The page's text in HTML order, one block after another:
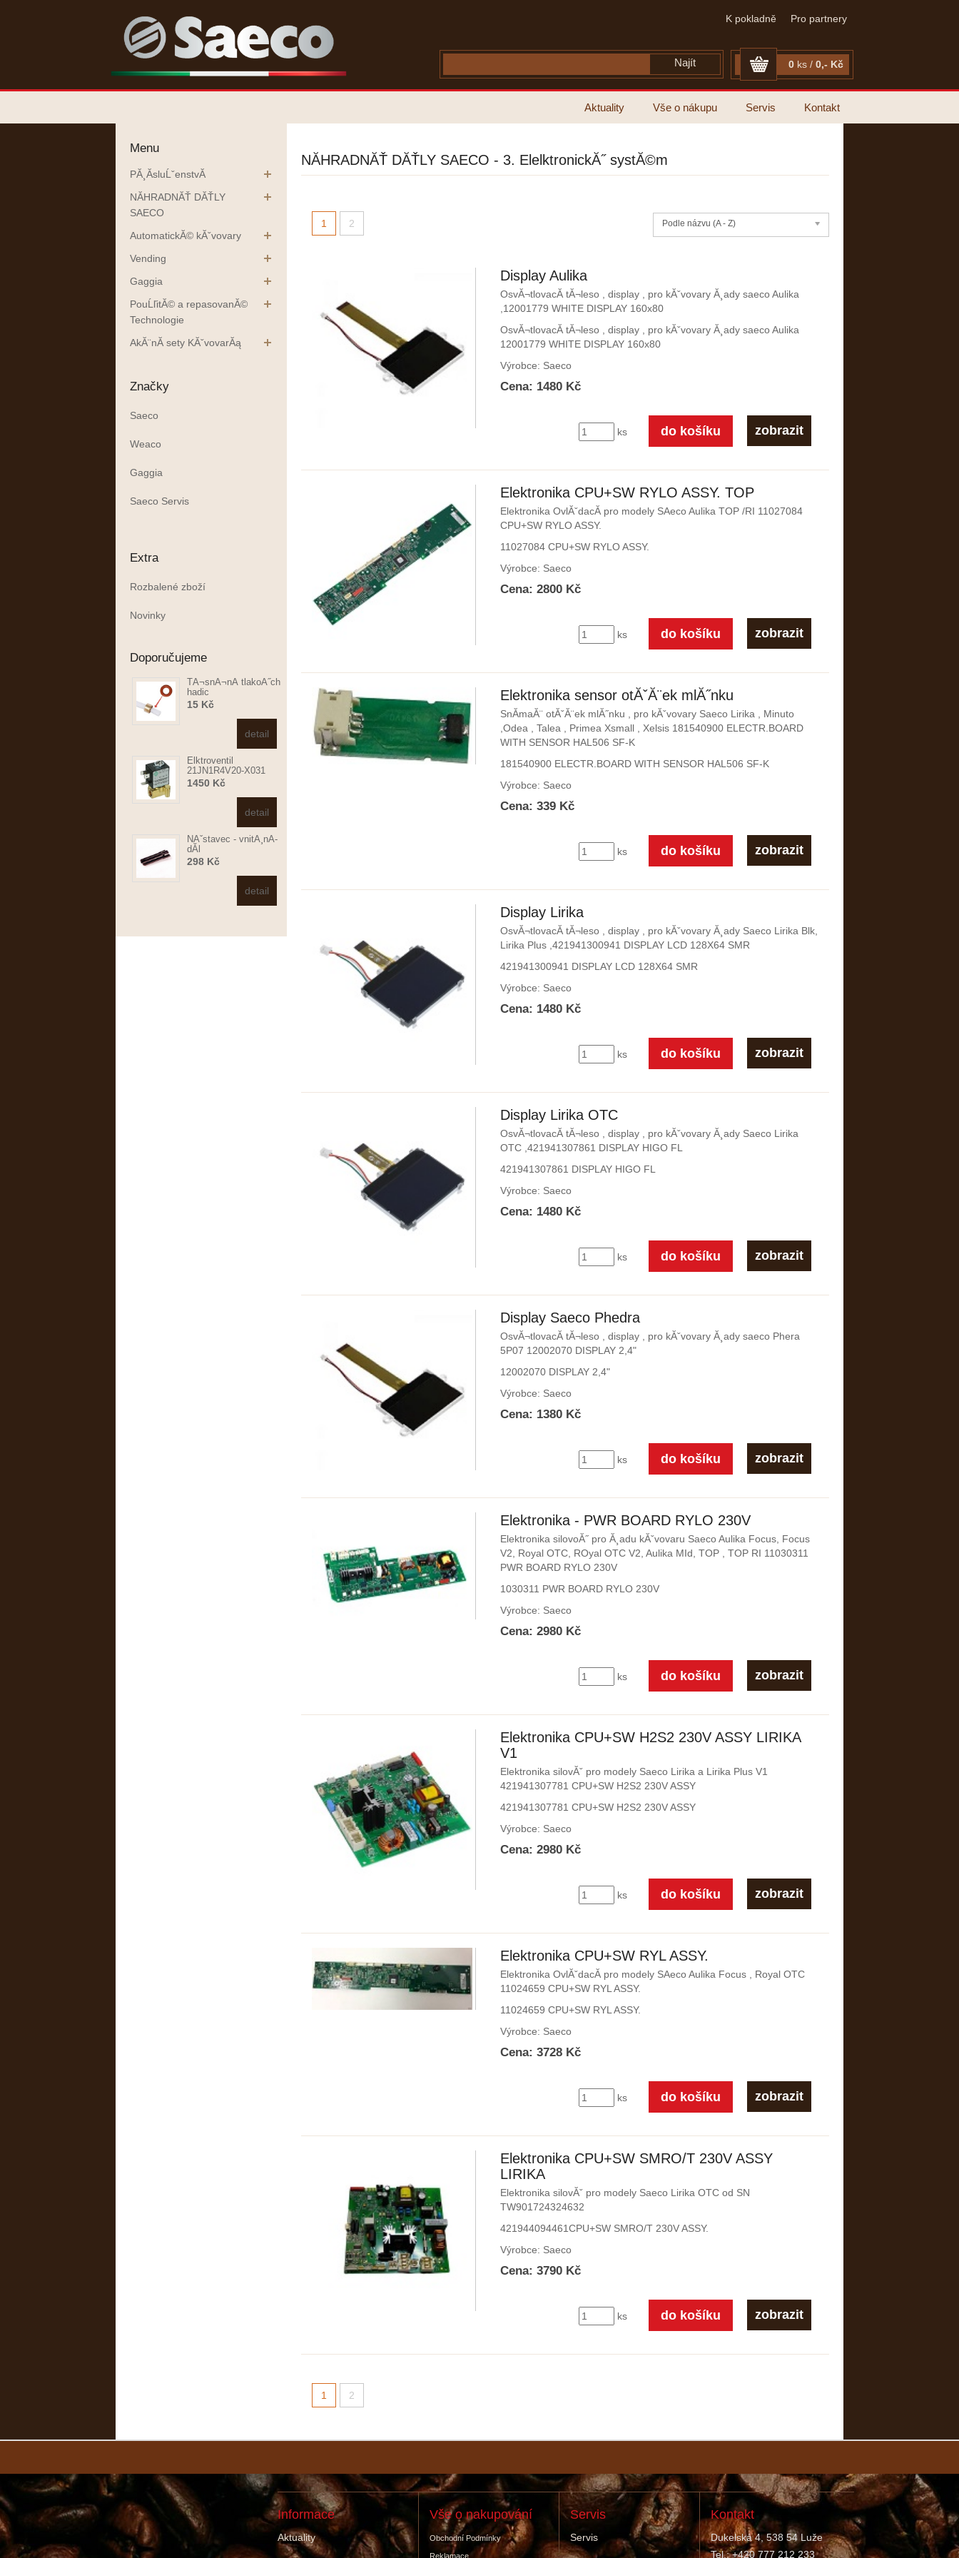
K pokladně Pro partnery
0 ks / 0,- Kč
Aktuality Vše o nákupu Servis Kontakt
Menu
PĂ¸Ă­sluĹˇenstvĂ­
NĂHRADNĂŤ DĂŤLY
SAECO
AutomatickĂ© kĂˇvovary
Vending
Gaggia
PouĹľitĂ© a repasovanĂ©
Technologie
AkĂ¨nĂ­ sety KĂˇvovarĂą
Značky
Saeco
Weaco
Gaggia
Saeco Servis
Extra
Rozbalené zboží
Novinky
Doporučujeme
TĂ¬snĂ¬nĂ­ tlakoĂ˝ch
hadic
15 Kč
detail
Elktroventil
21JN1R4V20-X031
1450 Kč
detail
NĂˇstavec - vnitĂ¸nĂ­
dĂ­l
298 Kč
detail
NĂHRADNĂŤ DĂŤLY SAECO - 3. ElelktronickĂ˝ systĂ©m
1 2 Podle názvu (A - Z)
Display Aulika
OsvĂ¬tlovacĂ­ tĂ¬leso , display , pro kĂˇvovary Ă¸ady saeco Aulika
,12001779 WHITE DISPLAY 160x80
OsvĂ¬tlovacĂ­ tĂ¬leso , display , pro kĂˇvovary Ă¸ady saeco Aulika
12001779 WHITE DISPLAY 160x80
Výrobce: Saeco
Cena: 1480 Kč
zobrazit
ks
Elektronika CPU+SW RYLO ASSY. TOP
Elektronika OvlĂˇdacĂ­ pro modely SAeco Aulika TOP /RI 11027084
CPU+SW RYLO ASSY.
11027084 CPU+SW RYLO ASSY.
Výrobce: Saeco
Cena: 2800 Kč
zobrazit
ks
Elektronika sensor otĂˇĂ¨ek mlĂ˝nku
SnĂ­maĂ¨ otĂˇĂ¨ek mlĂ˝nku , pro kĂˇvovary Saeco Lirika , Minuto
,Odea , Talea , Primea Xsmall , Xelsis 181540900 ELECTR.BOARD
WITH SENSOR HAL506 SF-K
181540900 ELECTR.BOARD WITH SENSOR HAL506 SF-K
Výrobce: Saeco
Cena: 339 Kč
zobrazit
ks
Display Lirika
OsvĂ¬tlovacĂ­ tĂ¬leso , display , pro kĂˇvovary Ă¸ady Saeco Lirika Blk,
Lirika Plus ,421941300941 DISPLAY LCD 128X64 SMR
421941300941 DISPLAY LCD 128X64 SMR
Výrobce: Saeco
Cena: 1480 Kč
zobrazit
ks
Display Lirika OTC
OsvĂ¬tlovacĂ­ tĂ¬leso , display , pro kĂˇvovary Ă¸ady Saeco Lirika
OTC ,421941307861 DISPLAY HIGO FL
421941307861 DISPLAY HIGO FL
Výrobce: Saeco
Cena: 1480 Kč
zobrazit
ks
Display Saeco Phedra
OsvĂ¬tlovacĂ­ tĂ¬leso , display , pro kĂˇvovary Ă¸ady saeco Phera
5P07 12002070 DISPLAY 2,4"
12002070 DISPLAY 2,4"
Výrobce: Saeco
Cena: 1380 Kč
zobrazit
ks
Elektronika - PWR BOARD RYLO 230V
Elektronika silovoĂ˝ pro Ă¸adu kĂˇvovaru Saeco Aulika Focus, Focus
V2, Royal OTC, ROyal OTC V2, Aulika MId, TOP , TOP RI 11030311
PWR BOARD RYLO 230V
1030311 PWR BOARD RYLO 230V
Výrobce: Saeco
Cena: 2980 Kč
zobrazit
ks
Elektronika CPU+SW H2S2 230V ASSY LIRIKA
V1
Elektronika silovĂˇ pro modely Saeco Lirika a Lirika Plus V1
421941307781 CPU+SW H2S2 230V ASSY
421941307781 CPU+SW H2S2 230V ASSY
Výrobce: Saeco
Cena: 2980 Kč
zobrazit
ks
Elektronika CPU+SW RYL ASSY.
Elektronika OvlĂˇdacĂ­ pro modely SAeco Aulika Focus , Royal OTC
11024659 CPU+SW RYL ASSY.
11024659 CPU+SW RYL ASSY.
Výrobce: Saeco
Cena: 3728 Kč
zobrazit
ks
Elektronika CPU+SW SMRO/T 230V ASSY
LIRIKA
Elektronika silovĂˇ pro modely Saeco Lirika OTC od SN
TW901724324632
421944094461CPU+SW SMRO/T 230V ASSY.
Výrobce: Saeco
Cena: 3790 Kč
zobrazit
ks
1 2
Informace
Aktuality
Vše o nakupování
Obchodní Podmínky
Reklamace
Servis
Servis
Kontakt
Dukelská 4, 538 54 Luže
Tel.: +420 777 212 233